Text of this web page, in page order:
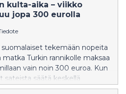
kulta-aika – viikko
jopa 300 eurolla
tekemään nopeita
Turkin rannikolle maksaa
vain noin 300 euroa. Kun
sateista säätä keskellä
päätyy viime hetken